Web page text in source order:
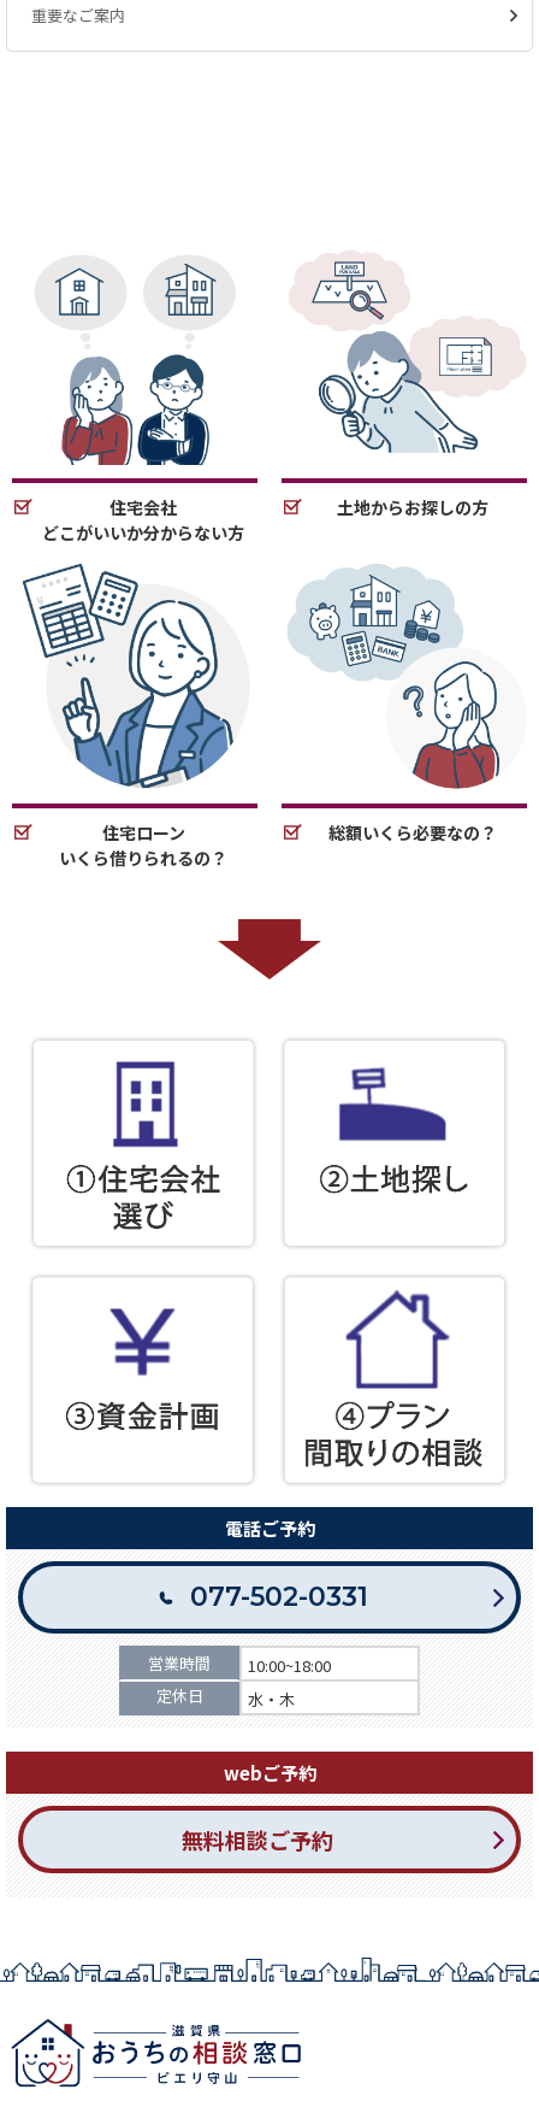
重要なご案内
住宅会社
どこがいいか分からない方
土地からお探しの方
住宅ローン
いくら借りられるの？
総額いくら必要なの？
電話ご予約
077-502-0331
営業時間
10:00~18:00
定休日
水・木
webご予約
無料相談ご予約